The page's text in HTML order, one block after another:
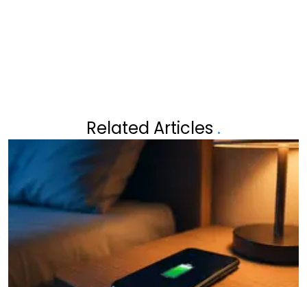
Related Articles .